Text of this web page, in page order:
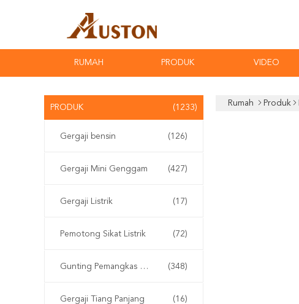
RUMAH PRODUK VIDEO
PRODUK (1233)
Gergaji bensin (126)
Gergaji Mini Genggam (427)
Gergaji Listrik (17)
Pemotong Sikat Listrik (72)
Gunting Pemangkas Elektrik (348)
Gergaji Tiang Panjang (16)
Rumah Produk